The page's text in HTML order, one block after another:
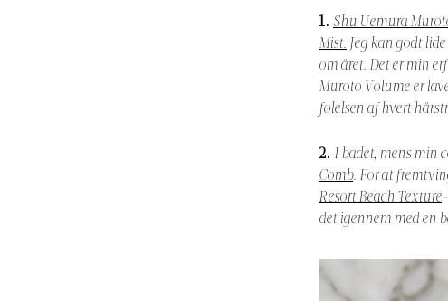
1. Shu Uemura
Mist. Jeg kan godt
om året. Det er min
Muroto Volume er
følelsen af hvert
2. I badet, mens min
Comb. For at
Resort Beach Texture
det igennem med en